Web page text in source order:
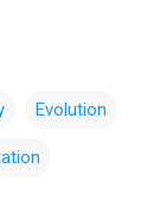
Evolution